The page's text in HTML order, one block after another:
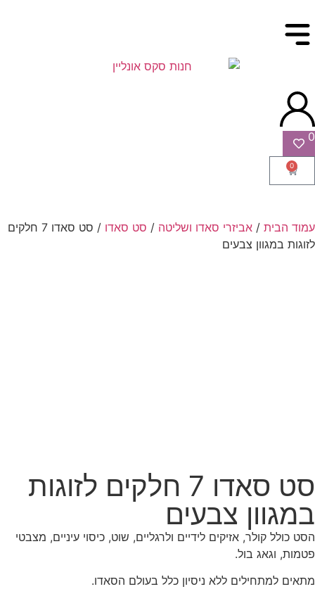
0
0
עמוד הבית / אביזרי סאדו ושליטה / סט סאדו
/ סט סאדו 7 חלקים
לזוגות במגוון צבעים
סט סאדו 7 חלקים לזוגות
במגוון צבעים
הסט כולל קולר, אזיקים לידיים ולרגליים, שוט, כיסוי עיניים, מצבטי
פטמות, וגאג בול.
מתאים למתחילים ללא ניסיון כלל בעולם הסאדו.